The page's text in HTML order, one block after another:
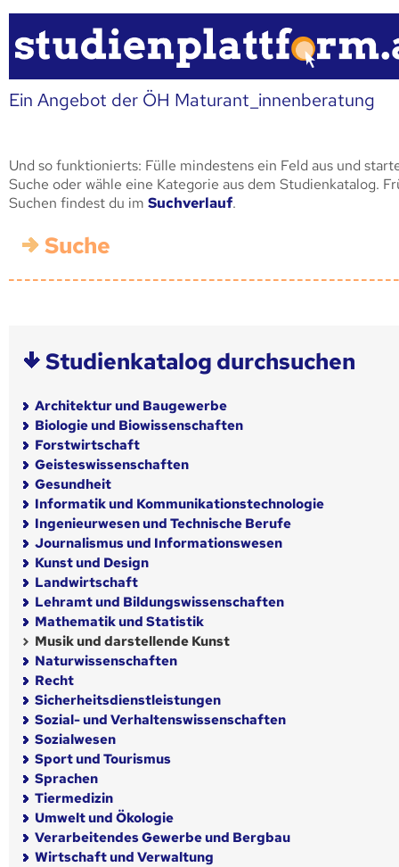
Ein Angebot der ÖH Maturant_innenberatung
Und so funktionierts: Fülle mindestens ein Feld aus und
Suche oder wähle eine Kategorie aus dem Studienkatalog.
Suchen findest du im Suchverlauf.
Suche
Studienkatalog durchsuchen
Architektur und Baugewerbe
Biologie und Biowissenschaften
Forstwirtschaft
Geisteswissenschaften
Gesundheit
Informatik und Kommunikationstechnologie
Ingenieurwesen und Technische Berufe
Journalismus und Informationswesen
Kunst und Design
Landwirtschaft
Lehramt und Bildungswissenschaften
Mathematik und Statistik
Musik und darstellende Kunst
Naturwissenschaften
Recht
Sicherheitsdienstleistungen
Sozial- und Verhaltenswissenschaften
Sozialwesen
Sport und Tourismus
Sprachen
Tiermedizin
Umwelt und Ökologie
Verarbeitendes Gewerbe und Bergbau
Wirtschaft und Verwaltung